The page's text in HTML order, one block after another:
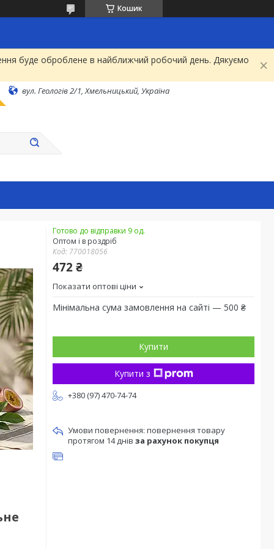
Кошик
буде оброблене в найближчий робочий день. Дякуємо
вул. Геологів 2/1, Хмельницький, Україна
Готово до відправки 9 од.
Оптом і в роздріб
Код: 770018056
472 ₴
Показати оптові ціни
Мінімальна сума замовлення на сайті — 500 ₴
Купити
Купити з
+380 (97) 470-74-74
повернення товару
протягом 14 днів за рахунок покупця